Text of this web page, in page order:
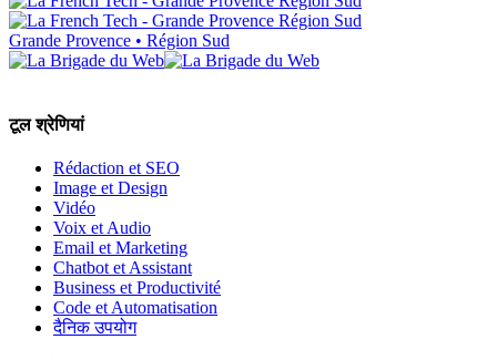
Grande Provence • Région Sud
टूल श्रेणियां
Rédaction et SEO
Image et Design
Vidéo
Voix et Audio
Email et Marketing
Chatbot et Assistant
Business et Productivité
Code et Automatisation
दैनिक उपयोग